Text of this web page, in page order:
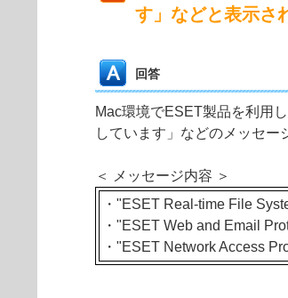
す」などと表示さ
回答
Mac環境でESET製品を利用
しています」などのメッセー
＜ メッセージ内容 ＞
・"ESET Real-time File
・"ESET Web and Email
・"ESET Network Access